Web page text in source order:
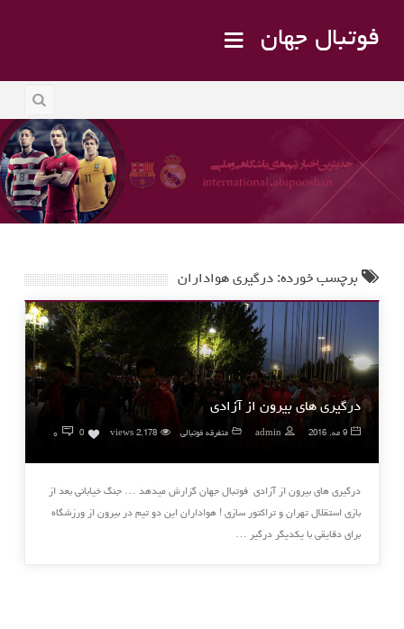
فوتبال جهان
برچسب خورده: درگیری هواداران
درگیری های بیرون از آزادی
9 مه, 2016 admin متفرقه فوتبالی 2,178 views
0 ۰
درگیری های بیرون از آزادی فوتبال جهان گزارش میدهد … جنگ خیابانی بعد از
بازی استقلال تهران و تراکتور سازی ! هواداران این دو تیم در بیرون از ورزشگاه
برای دقایقی با یکدیگر درگیر …